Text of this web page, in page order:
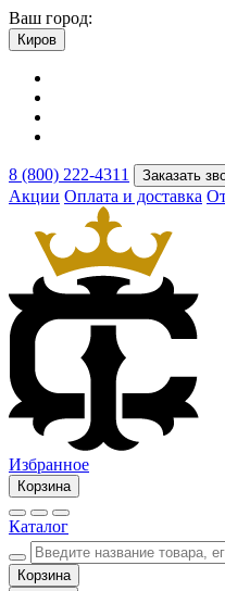
Ваш город:
Киров
8 (800) 222-4311 Заказать
Акции Оплата и доставка
Избранное
Корзина
Каталог
Корзина